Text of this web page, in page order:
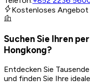
Kostenloses Angebot
Suchen Sie Ihren
Hongkong?
Entdecken Sie
und finden Sie Ihre